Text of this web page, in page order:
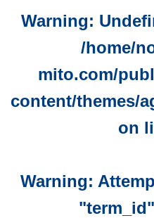
Warning:
/home/
mito.com/
content/themes/
on
Warning: